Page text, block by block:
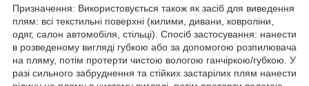
Призначення: Використовується також як засіб для виведення
плям: всі текстильні поверхні (килими, дивани, ковроліни,
одяг, салон автомобіля, стільці). Спосіб застосування: нанести
в розведеному вигляді губкою або за допомогою розпилювача
на пляму, потім протерти чистою вологою ганчіркою/губкою. У
разі сильного забруднення та стійких застарілих плям нанести